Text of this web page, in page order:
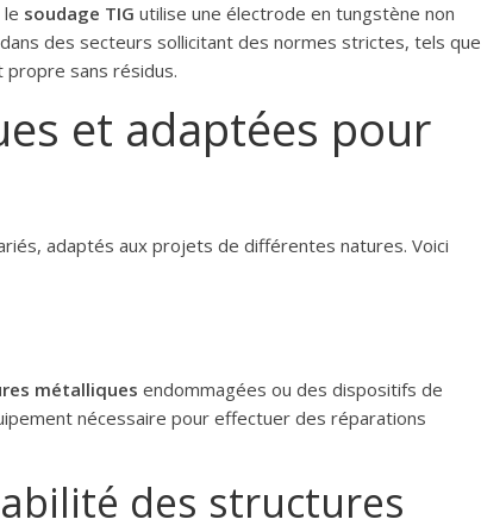
soudage TIG utilise une électrode en tungstène non
des secteurs sollicitant des normes strictes, tels que
propre sans résidus.
et adaptées pour
adaptés aux projets de différentes natures. Voici
métalliques endommagées ou des dispositifs de
nécessaire pour effectuer des réparations
des structures